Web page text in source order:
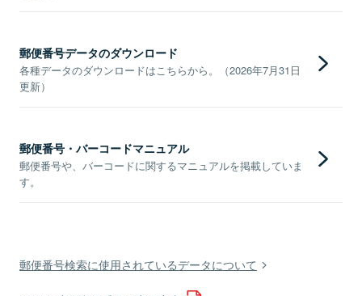
郵便番号データのダウンロード
各種データのダウンロードはこちらから。（2026年7月31日
更新）
郵便番号・バーコードマニュアル
郵便番号や、バーコードに関するマニュアルを掲載していま
す。
郵便番号検索に使用されているデータについて